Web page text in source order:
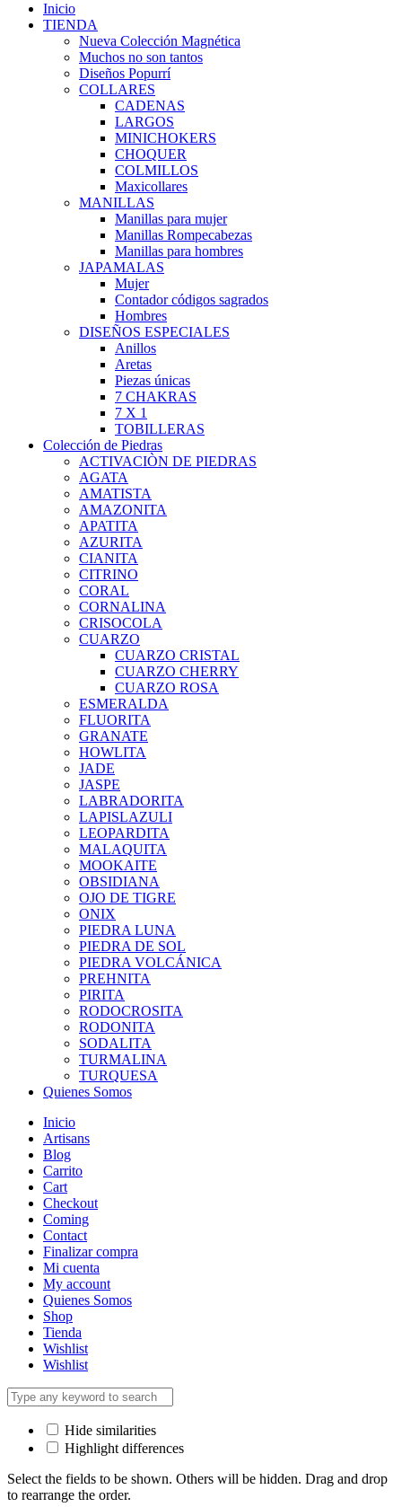
Inicio
TIENDA
Nueva Colección Magnética
Muchos no son tantos
Diseños Popurrí
COLLARES
CADENAS
LARGOS
MINICHOKERS
CHOQUER
COLMILLOS
Maxicollares
MANILLAS
Manillas para mujer
Manillas Rompecabezas
Manillas para hombres
JAPAMALAS
Mujer
Contador códigos sagrados
Hombres
DISEÑOS ESPECIALES
Anillos
Aretas
Piezas únicas
7 CHAKRAS
7 X 1
TOBILLERAS
Colección de Piedras
ACTIVACIÒN DE PIEDRAS
AGATA
AMATISTA
AMAZONITA
APATITA
AZURITA
CIANITA
CITRINO
CORAL
CORNALINA
CRISOCOLA
CUARZO
CUARZO CRISTAL
CUARZO CHERRY
CUARZO ROSA
ESMERALDA
FLUORITA
GRANATE
HOWLITA
JADE
JASPE
LABRADORITA
LAPISLAZULI
LEOPARDITA
MALAQUITA
MOOKAITE
OBSIDIANA
OJO DE TIGRE
ONIX
PIEDRA LUNA
PIEDRA DE SOL
PIEDRA VOLCÁNICA
PREHNITA
PIRITA
RODOCROSITA
RODONITA
SODALITA
TURMALINA
TURQUESA
Quienes Somos
Inicio
Artisans
Blog
Carrito
Cart
Checkout
Coming
Contact
Finalizar compra
Mi cuenta
My account
Quienes Somos
Shop
Tienda
Wishlist
Wishlist
Hide similarities
Highlight differences
Select the fields to be shown. Others will be hidden. Drag and drop
to rearrange the order.